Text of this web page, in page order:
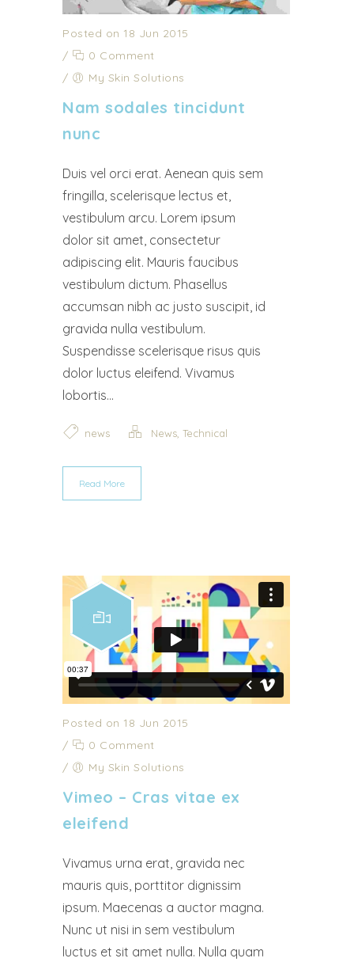
Posted on 18 Jun 2015
/
0 Comment
/
My Skin Solutions
Nam sodales tincidunt
nunc
Duis vel orci erat. Aenean quis sem
fringilla, scelerisque lectus et,
vestibulum arcu. Lorem ipsum
dolor sit amet, consectetur
adipiscing elit. Mauris faucibus
vestibulum dictum. Phasellus
accumsan nibh ac justo suscipit, id
gravida nulla vestibulum.
Suspendisse scelerisque risus quis
dolor luctus eleifend. Vivamus
lobortis...
news News, Technical
Read More
Posted on 18 Jun 2015
/
0 Comment
/
My Skin Solutions
Vimeo – Cras vitae ex
eleifend
Vivamus urna erat, gravida nec
mauris quis, porttitor dignissim
ipsum. Maecenas a auctor magna.
Nunc ut nisi in sem vestibulum
luctus et sit amet nulla. Nulla quam